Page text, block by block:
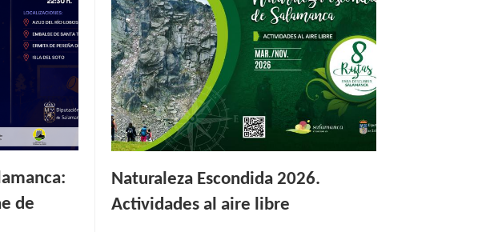
de
Naturaleza Escondida 2026.
Actividades al aire libre